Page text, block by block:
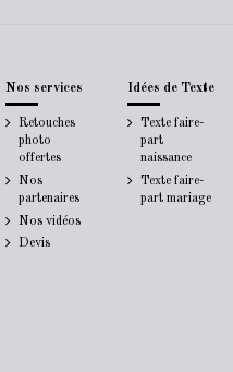
Nos services
Retouches
photo
offertes
Nos
partenaires
Nos vidéos
Devis
Idées de Texte
Texte faire-
part
naissance
Texte faire-
part mariage